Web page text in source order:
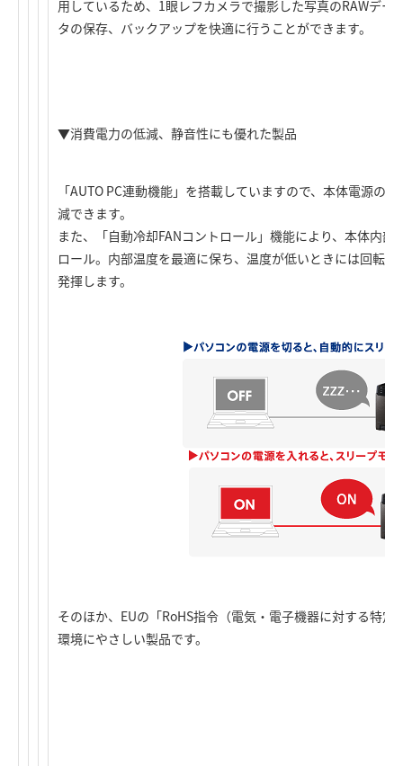
用しているため、1眼レフカメラで撮影した写真のRAWデー
タの保存、バックアップを快適に行うことができます。
▼消費電力の低減、静音性にも優れた製品
「AUTO PC連動機能」を搭載していますので、本体電源の
減できます。
また、「自動冷却FANコントロール」機能により、本体内
ロール。内部温度を最適に保ち、温度が低いときには回転
発揮します。
そのほか、EUの「RoHS指令（電気・電子機器に対する特
環境にやさしい製品です。